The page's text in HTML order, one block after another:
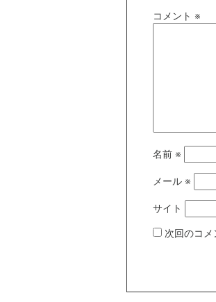
コメント ※
名前 ※
メール ※
サイト
次回のコメ